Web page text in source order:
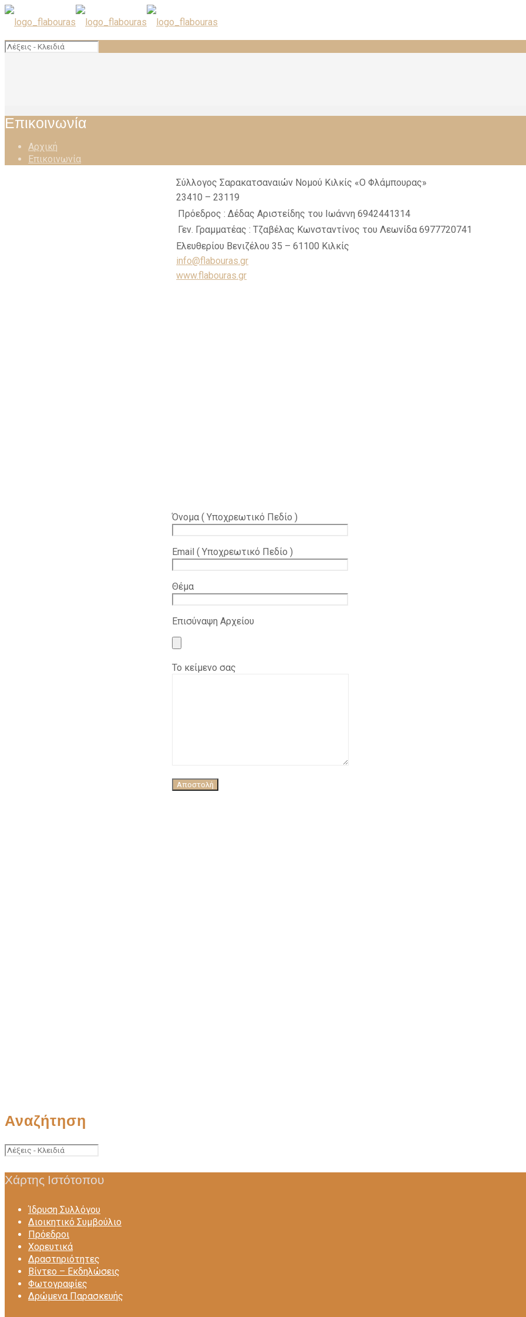
Επικοινωνία
Αρχική
Επικοινωνία
Σύλλογος Σαρακατσαναιών Nομού Κιλκίς «Ο Φλάμπουρας»
23410 – 23119
Πρόεδρος : Δέδας Αριστείδης του Ιωάννη 6942441314
Γεν. Γραμματέας : Τζαβέλας Κωνσταντίνος του Λεωνίδα 6977720741
Ελευθερίου Βενιζέλου 35 – 61100 Κιλκίς
info@flabouras.gr
www.flabouras.gr
Όνομα ( Υποχρεωτικό Πεδίο )
Εmail ( Υποχρεωτικό Πεδίο )
Θέμα
Επισύναψη Αρχείου
Το κείμενο σας
Αναζήτηση
Χάρτης Ιστότοπου
Ίδρυση Συλλόγου
Διοικητικό Συμβούλιο
Πρόεδροι
Χορευτικά
Δραστηριότητες
Βίντεο – Eκδηλώσεις
Φωτογραφίες
Δρώμενα Παρασκευής